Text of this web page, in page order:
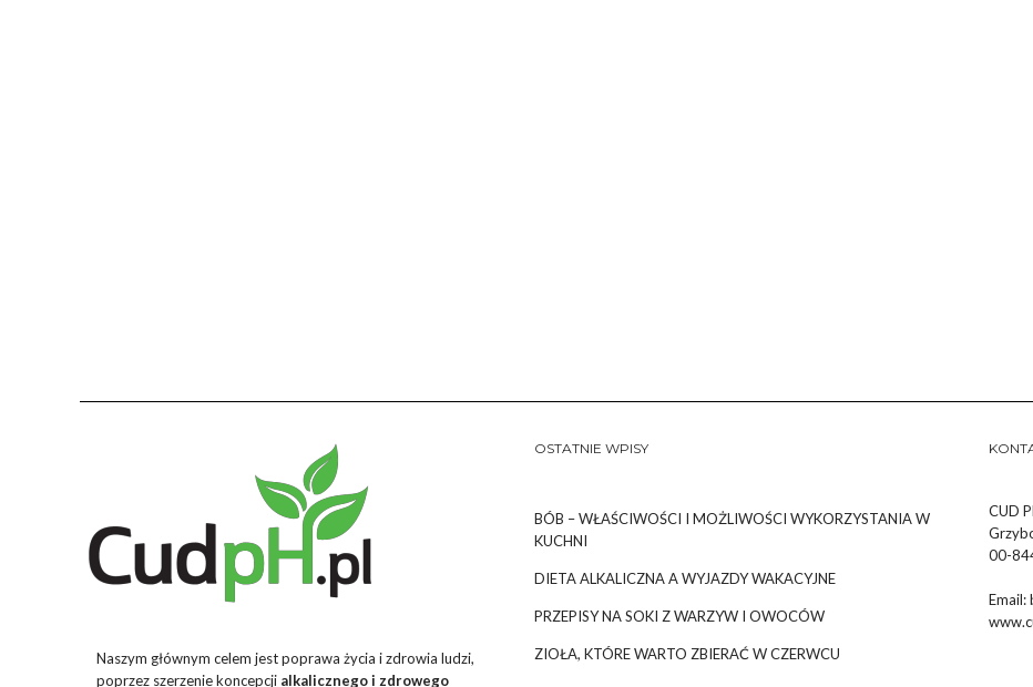
Naszym głównym celem jest poprawa życia i zdrowia ludzi,
poprzez szerzenie koncepcji alkalicznego i zdrowego
OSTATNIE WPISY
BÓB – WŁAŚCIWOŚCI I MOŻLIWOŚCI WYKORZYSTANIA W
KUCHNI
DIETA ALKALICZNA A WYJAZDY WAKACYJNE
PRZEPISY NA SOKI Z WARZYW I OWOCÓW
ZIOŁA, KTÓRE WARTO ZBIERAĆ W CZERWCU
CUD
00-
Email: